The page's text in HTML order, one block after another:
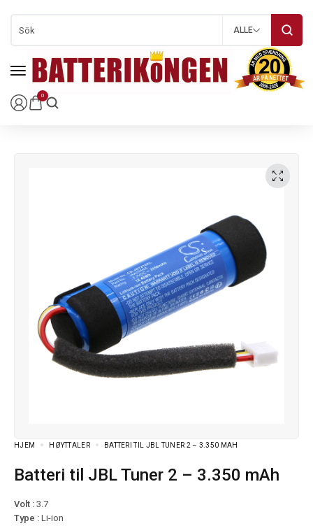
0
ALLE
HJEM HØYTTALER BATTERI TIL JBL TUNER 2 – 3.350 MAH
Batteri til JBL Tuner 2 – 3.350 mAh
Volt : 3.7
Type : Li-ion